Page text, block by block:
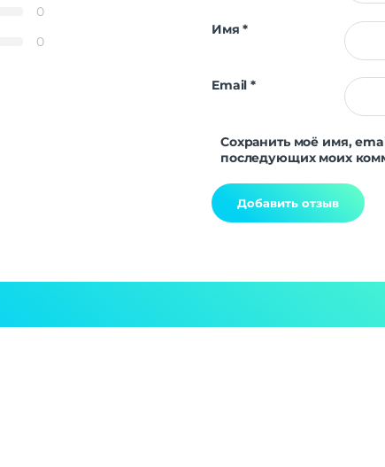
0
0
Имя*
Email*
Сохранить моё имя,
последующих моих